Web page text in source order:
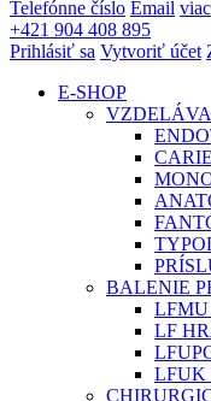
Telefónne číslo Email viac
+421 904 408 895
Prihlásiť sa Vytvoriť účet
E-SHOP
BALENIE
LFMU
LF
LFUK